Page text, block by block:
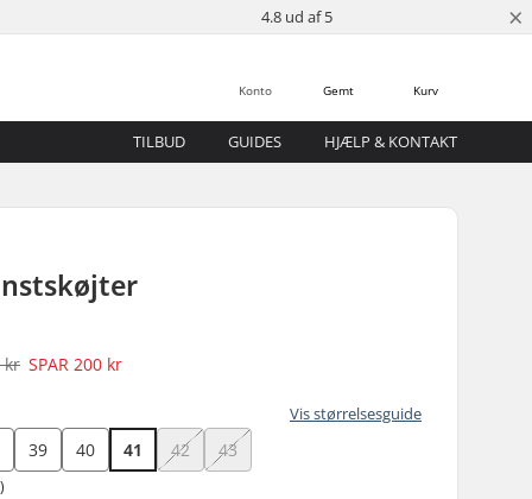
4.8 ud af 5 ×
Kurv
Gemt
Konto
TILBUD GUIDES HJÆLP & KONTAKT
kr SPAR200 kr
Vis størrelsesguide
39 40 41 42 43